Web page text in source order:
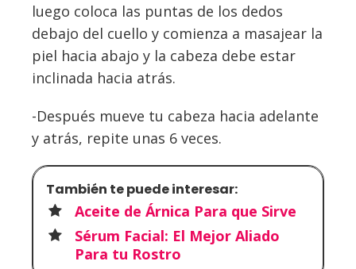
luego coloca las puntas de los dedos
debajo del cuello y comienza a masajear la
piel hacia abajo y la cabeza debe estar
inclinada hacia atrás.
-Después mueve tu cabeza hacia adelante
y atrás, repite unas 6 veces.
También te puede interesar:
Aceite de Árnica Para que Sirve
Sérum Facial: El Mejor Aliado
Para tu Rostro